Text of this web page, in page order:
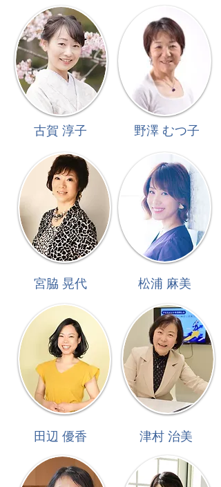
​古賀 淳子
​宮脇 晃代
​田辺 優香
​野澤 むつ子
​松浦 麻美
​津村 治美